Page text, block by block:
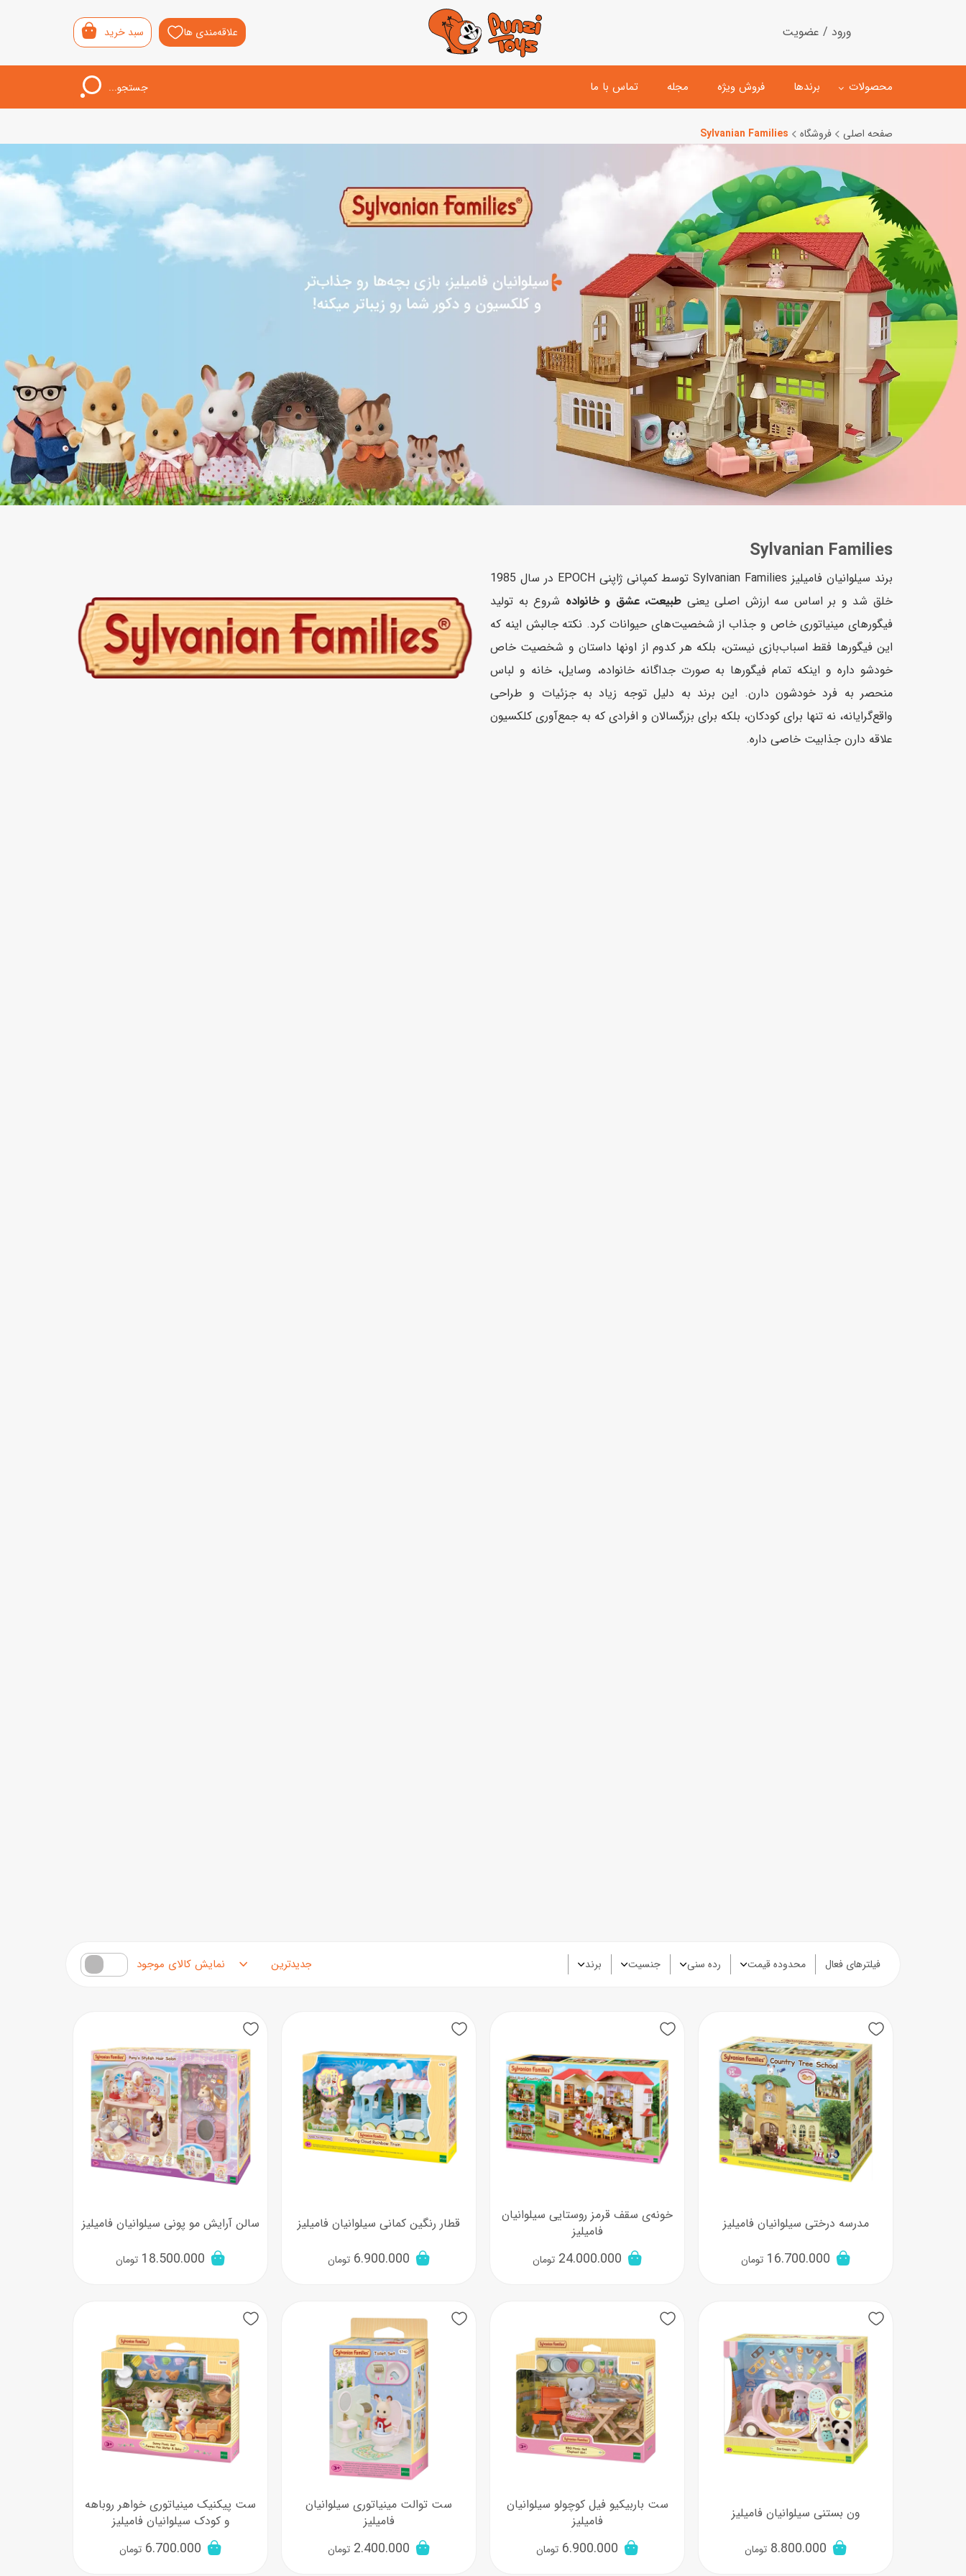
ورود / عضویت علاقه‌مندی ها سبد خرید
محصولات
اسباب‌بازی‌ ساختنی
کیت و کاردستی
اسباب‌بازی‌ مگنتی
ماشین کنترلی
ماشین مدل و کلکسیونی
پیست و ست ماشین بازی
ماشین اسباب بازی
ربات و اسباب‌بازیهای عملکردی
هلیکوپتر و هواپیما
تفنگ آبپاش
ست بازی جنگی
اسکوتر
لوپ‌کار و سه چرخه
بازی های آبی
اسباب بازی بادی
اسباب‌بازی خردسال
عروسک
خانه و لوازم عروسک
عروسک پولیشی
عروسک مینیاتوری
لوازم گریم و آرایش کودک
اکشن فیگور و شخصیت
حیوانات مینیاتوری
لباس و ماسک
پازل
برد گیم
لوازم هنر و نقاشی
علم و سرگرمی
جامدادی
کیف پول
ست‌های بازی
لوازم موسیقی
برندها فروش ویژه مجله تماس با ما جستجو...
صفحه اصلی فروشگاه Sylvanian Families
Sylvanian Families
برند سیلوانیان فامیلیز Sylvanian Families توسط کمپانی ژاپنی EPOCH در سال 1985
خلق شد و بر اساس سه ارزش اصلی یعنی طبیعت، عشق و خانواده شروع به تولید
فیگورهای مینیاتوری خاص و جذاب از شخصیت‌های حیوانات کرد. نکته جالبش اینه که
این فیگورها فقط اسباب‌بازی نیستن، بلکه هر کدوم از اونها داستان و شخصیت خاص
خودشو داره و اینکه تمام فیگورها به صورت جداگانه خانواده، وسایل، خانه و لباس
منحصر به فرد خودشون دارن. این برند به دلیل توجه زیاد به جزئیات و طراحی
واقع‌گرایانه‌، نه تنها برای کودکان، بلکه برای بزرگسالان و افرادی که به جمع‌آوری کلکسیون
علاقه دارن جذابیت خاصی داره.
فیلترهای فعال محدوده قیمت رده سنی جنسیت برند مرتب‌سازی محصولات
فقط کالاهای موجود
مدرسه درختی سیلوانیان فامیلیز
16.700.000 تومان
خونه‌ی سقف قرمز روستایی سیلوانیان
فامیلیز
24.000.000 تومان
قطار رنگین کمانی سیلوانیان فامیلیز
6.900.000 تومان
سالن آرایش مو پونی سیلوانیان فامیلیز
18.500.000 تومان
ون بستنی سیلوانیان فامیلیز
8.800.000 تومان
ست باربیکیو فیل کوچولو سیلوانیان
فامیلیز
6.900.000 تومان
ست توالت مینیاتوری سیلوانیان
فامیلیز
2.400.000 تومان
ست پیکنیک مینیاتوری خواهر روباهه
و کودک سیلوانیان فامیلیز
6.700.000 تومان